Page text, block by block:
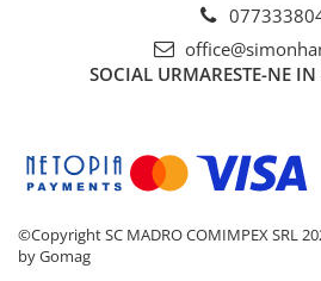
SOCIAL URMARESTE-NE
©Copyright SC MADRO COMIMPEX SRL
by Gomag